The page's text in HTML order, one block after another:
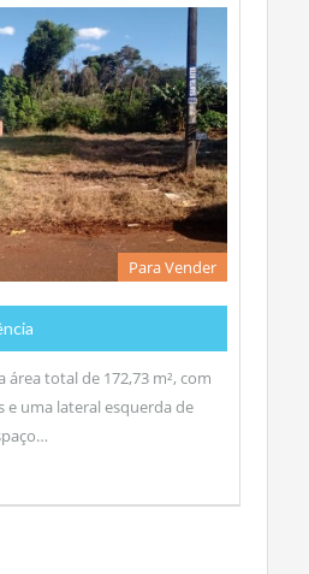
Para Vender
área total de 172,73 m², com
e uma lateral esquerda de